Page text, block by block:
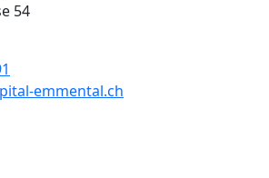
54
emmental.ch